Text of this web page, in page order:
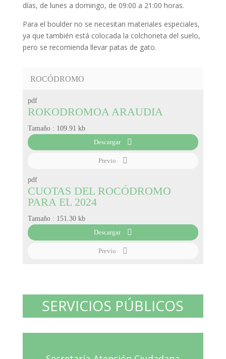
días, de lunes a domingo, de 09:00 a 21:00 horas.
Para el boulder no se necesitan materiales especiales,
ya que también está colocada la colchoneta del suelo,
pero se recomienda llevar patas de gato.
ROCÓDROMO
pdf
ROKODROMOA ARAUDIA
Tamaño : 109.91 kb
Descargar
Previo
pdf
CUOTAS DEL ROCÓDROMO
PARA EL 2024
Tamaño : 151.30 kb
Descargar
Previo
SERVICIOS PÚBLICOS